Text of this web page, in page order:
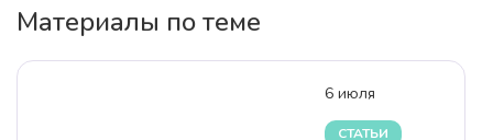
Материалы по теме